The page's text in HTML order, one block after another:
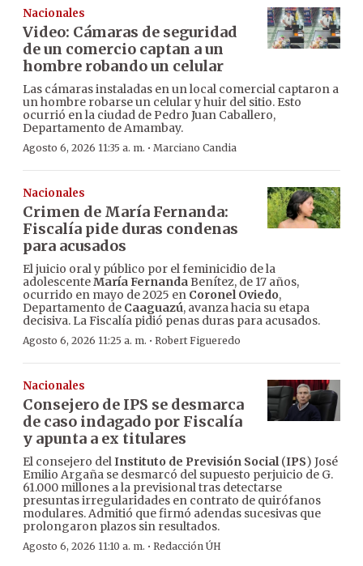
Nacionales
Video: Cámaras de seguridad
de un comercio captan a un
hombre robando un celular
Las cámaras instaladas en un local comercial captaron a
un hombre robarse un celular y huir del sitio. Esto
ocurrió en la ciudad de Pedro Juan Caballero,
Departamento de Amambay.
Agosto 6, 2026 11:35 a. m. · Marciano Candia
Nacionales
Crimen de María Fernanda:
Fiscalía pide duras condenas
para acusados
El juicio oral y público por el feminicidio de la
adolescenteMaría FernandaBenítez, de 17 años,
ocurrido en mayo de 2025 en Coronel Oviedo,
Departamento de Caaguazú, avanza hacia su etapa
decisiva. La Fiscalía pidió penas duras para acusados.
Agosto 6, 2026 11:25 a. m. · Robert Figueredo
Nacionales
Consejero de IPS se desmarca
de caso indagado por Fiscalía
y apunta a ex titulares
El consejero delInstituto de Previsión Social(IPS) José
Emilio Argaña se desmarcó del supuesto perjuicio de G.
61.000 millones a la previsional tras detectarse
presuntas irregularidades en contrato de quirófanos
modulares. Admitió que firmó adendas sucesivas que
prolongaron plazos sin resultados.
Agosto 6, 2026 11:10 a. m. · Redacción ÚH